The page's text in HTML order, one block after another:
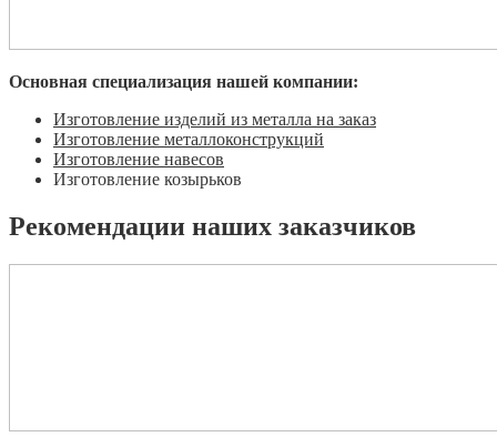
Основная специализация нашей компании:
Изготовление изделий из металла на заказ
Изготовление металлоконструкций
Изготовление навесов
Изготовление козырьков
Рекомендации наших заказчиков